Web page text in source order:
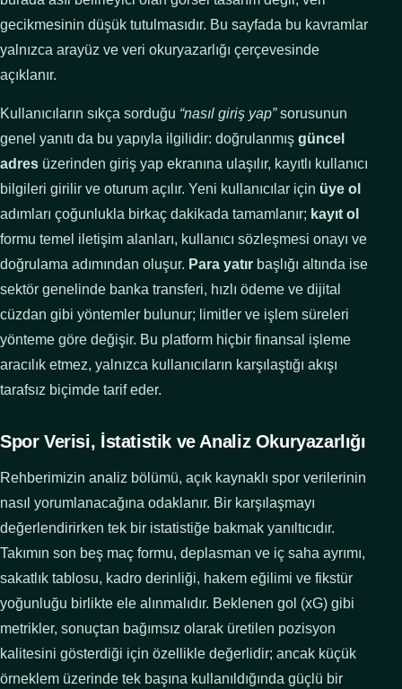
gecikmesinin düşük tutulmasıdır. Bu sayfada bu kavramlar
yalnızca arayüz ve veri okuryazarlığı çerçevesinde
açıklanır.
Kullanıcıların sıkça sorduğu “nasıl giriş yap”sorusunun
genel yanıtı da bu yapıyla ilgilidir: doğrulanmış güncel
adres üzerinden giriş yap ekranına ulaşılır, kayıtlı kullanıcı
bilgileri girilir ve oturum açılır. Yeni kullanıcılar için üye ol
adımları çoğunlukla birkaç dakikada tamamlanır; kayıt ol
formu temel iletişim alanları, kullanıcı sözleşmesi onayı ve
doğrulama adımından oluşur. Para yatır başlığı altında ise
sektör genelinde banka transferi, hızlı ödeme ve dijital
cüzdan gibi yöntemler bulunur; limitler ve işlem süreleri
yönteme göre değişir. Bu platform hiçbir finansal işleme
aracılık etmez, yalnızca kullanıcıların karşılaştığı akışı
tarafsız biçimde tarif eder.
Spor Verisi, İstatistik ve Analiz Okuryazarlığı
Rehberimizin analiz bölümü, açık kaynaklı spor verilerinin
nasıl yorumlanacağına odaklanır. Bir karşılaşmayı
değerlendirirken tek bir istatistiğe bakmak yanıltıcıdır.
Takımın son beş maç formu, deplasman ve iç saha ayrımı,
sakatlık tablosu, kadro derinliği, hakem eğilimi ve fikstür
yoğunluğu birlikte ele alınmalıdır. Beklenen gol (xG) gibi
metrikler, sonuçtan bağımsız olarak üretilen pozisyon
kalitesini gösterdiği için özellikle değerlidir; ancak küçük
örneklem üzerinde tek başına kullanıldığında güçlü bir